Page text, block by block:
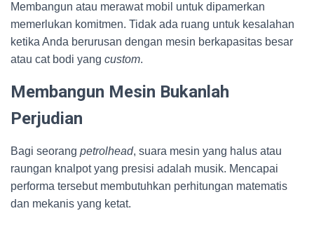
Membangun atau merawat mobil untuk dipamerkan
memerlukan komitmen. Tidak ada ruang untuk kesalahan
ketika Anda berurusan dengan mesin berkapasitas besar
atau cat bodi yang custom.
Membangun Mesin Bukanlah
Perjudian
Bagi seorang petrolhead, suara mesin yang halus atau
raungan knalpot yang presisi adalah musik. Mencapai
performa tersebut membutuhkan perhitungan matematis
dan mekanis yang ketat.